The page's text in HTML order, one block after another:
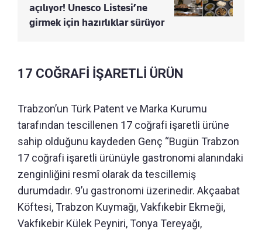
açılıyor! Unesco Listesi’ne
girmek için hazırlıklar sürüyor
17 COĞRAFİ İŞARETLİ ÜRÜN
Trabzon’un Türk Patent ve Marka Kurumu
tarafından tescillenen 17 coğrafi işaretli ürüne
sahip olduğunu kaydeden Genç “Bugün Trabzon
17 coğrafi işaretli ürünüyle gastronomi alanındaki
zenginliğini resmî olarak da tescillemiş
durumdadır. 9’u gastronomi üzerinedir. Akçaabat
Köftesi, Trabzon Kuymağı, Vakfıkebir Ekmeği,
Vakfıkebir Külek Peyniri, Tonya Tereyağı,